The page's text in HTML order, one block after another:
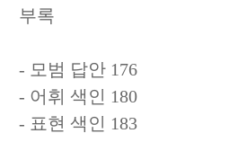
부록
- 모범 답안 176
- 어휘 색인 180
- 표현 색인 183